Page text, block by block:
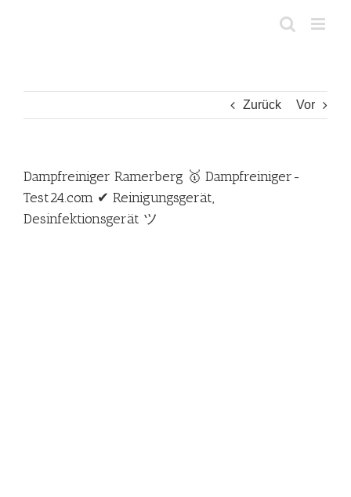
Zurück Vor
Dampfreiniger Ramerberg 🥇 Dampfreiniger-
Test24.com ✔ Reinigungsgerät,
Desinfektionsgerät ツ